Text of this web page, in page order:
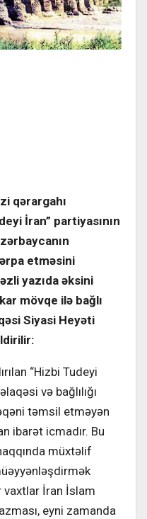
qərargahı
İran” partiyasının
etməsini
yazıda əksini
mövqe ilə bağlı
Siyasi Heyəti
“Hizbi Tudeyi
və bağlılığı
təmsil etməyən
ibarət icmadır. Bu
müxtəlif
vaxtlar İran İslam
eyni za­manda